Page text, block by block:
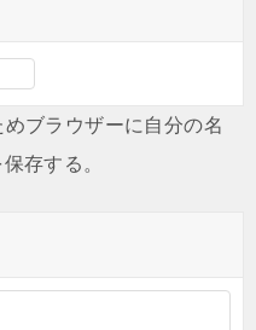
ブラウザーに自分の名
存する。